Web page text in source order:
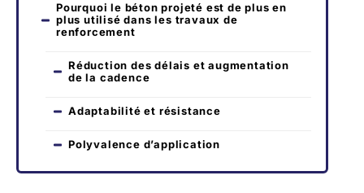
Pourquoi le béton projeté est de plus en
plus utilisé dans les travaux de
renforcement
Réduction des délais et augmentation
de la cadence
Adaptabilité et résistance
Polyvalence d’application